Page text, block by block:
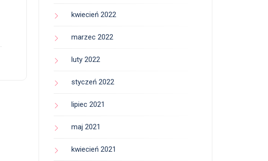
kwiecień 2022
marzec 2022
luty 2022
styczeń 2022
lipiec 2021
maj 2021
kwiecień 2021